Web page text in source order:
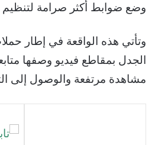
وضع ضوابط أكثر صرامة
وتأتي هذه الواقعة في إطار
الجدل بمقاطع فيديو وصفها
مشاهدة مرتفعة والوصول إلى